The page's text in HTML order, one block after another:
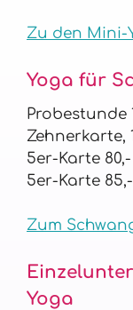
Zu den Mini-
Yoga für
Probestunde
Zehnerkarte,
5er-Karte
5er-Karte
Zum
Yoga